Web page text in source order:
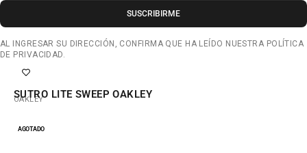
SUSCRIBIRME
AL INGRESAR SU DIRECCIÓN, CONFIRMA QUE HA LEÍDO NUESTRA POLÍTICA
DE PRIVACIDAD.
SUTRO LITE SWEEP OAKLEY
OAKLEY
AGOTADO